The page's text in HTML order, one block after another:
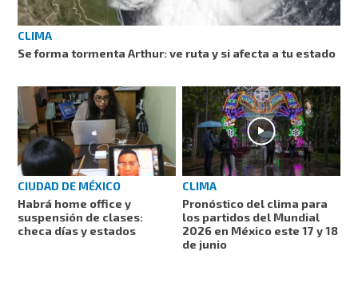
CLIMA
Se forma tormenta Arthur: ve ruta y si afecta a tu estado
CIUDAD DE MÉXICO
Habrá home office y
suspensión de clases:
checa días y estados
CLIMA
Pronóstico del clima para
los partidos del Mundial
2026 en México este 17 y 18
de junio